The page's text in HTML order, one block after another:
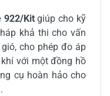
922/Kitgiúp cho kỹ
khả thi cho vấn
cho phép đo áp
với một đồng hồ
cụ hoàn hảo cho